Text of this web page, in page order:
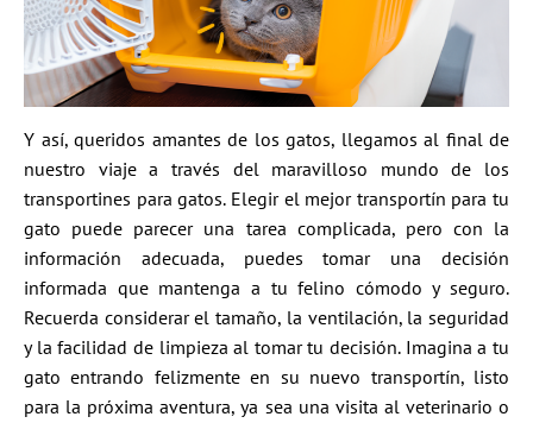
Y así, queridos amantes de los gatos, llegamos al final de
nuestro viaje a través del maravilloso mundo de los
transportines para gatos. Elegir el mejor transportín para tu
gato puede parecer una tarea complicada, pero con la
información adecuada, puedes tomar una decisión
informada que mantenga a tu felino cómodo y seguro.
Recuerda considerar el tamaño, la ventilación, la seguridad
y la facilidad de limpieza al tomar tu decisión. Imagina a tu
gato entrando felizmente en su nuevo transportín, listo
para la próxima aventura, ya sea una visita al veterinario o